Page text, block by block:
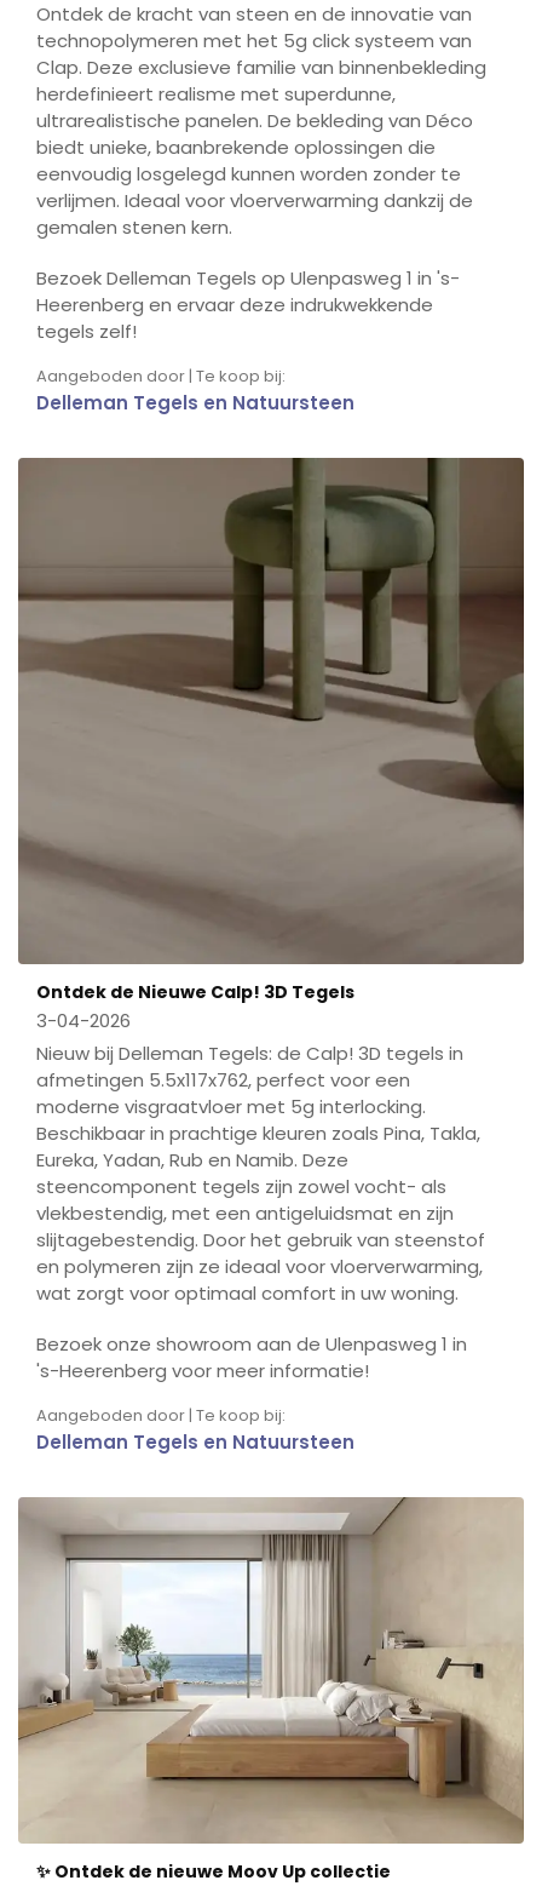
Ontdek de kracht van steen en de innovatie van
technopolymeren met het 5g click systeem van
Clap. Deze exclusieve familie van binnenbekleding
herdefinieert realisme met superdunne,
ultrarealistische panelen. De bekleding van Déco
biedt unieke, baanbrekende oplossingen die
eenvoudig losgelegd kunnen worden zonder te
verlijmen. Ideaal voor vloerverwarming dankzij de
gemalen stenen kern.
Bezoek Delleman Tegels op Ulenpasweg 1 in 's-
Heerenberg en ervaar deze indrukwekkende
tegels zelf!
Aangeboden door | Te koop bij:
Delleman Tegels en Natuursteen
Ontdek de Nieuwe Calp! 3D Tegels
3-04-2026
Nieuw bij Delleman Tegels: de Calp! 3D tegels in
afmetingen 5.5x117x762, perfect voor een
moderne visgraatvloer met 5g interlocking.
Beschikbaar in prachtige kleuren zoals Pina, Takla,
Eureka, Yadan, Rub en Namib. Deze
steencomponent tegels zijn zowel vocht- als
vlekbestendig, met een antigeluidsmat en zijn
slijtagebestendig. Door het gebruik van steenstof
en polymeren zijn ze ideaal voor vloerverwarming,
wat zorgt voor optimaal comfort in uw woning.
Bezoek onze showroom aan de Ulenpasweg 1 in
's-Heerenberg voor meer informatie!
Aangeboden door | Te koop bij:
Delleman Tegels en Natuursteen
✨ Ontdek de nieuwe Moov Up collectie